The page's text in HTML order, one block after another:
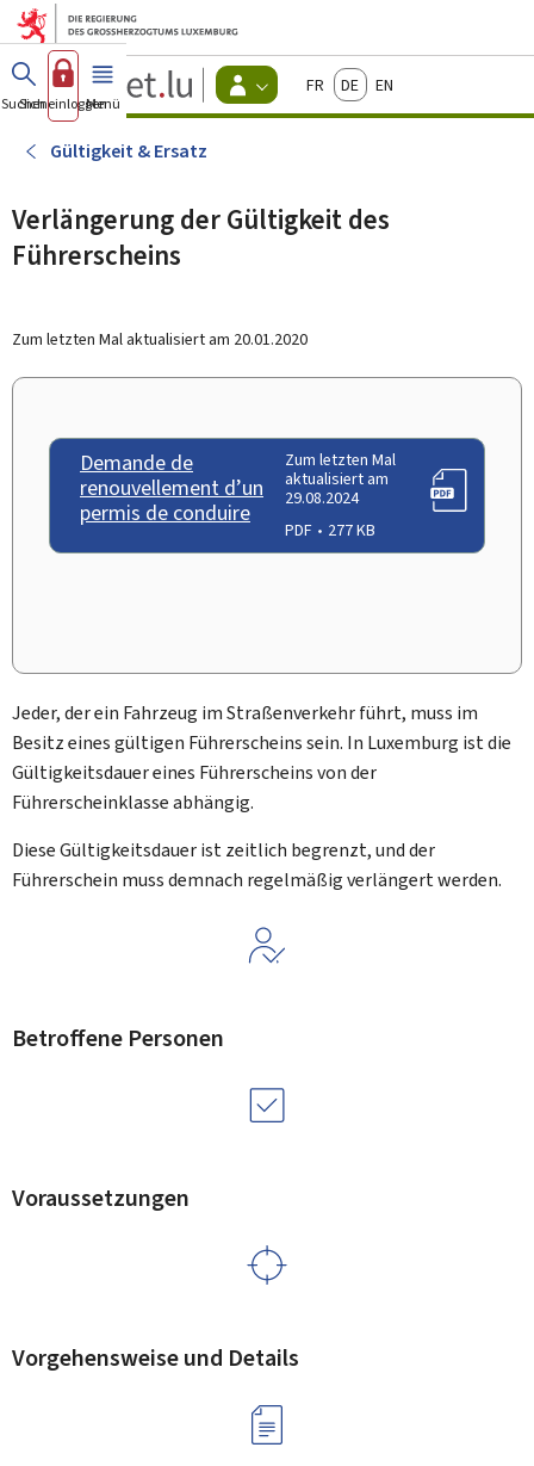
Zum Hauptmenü
Zum Inhalt
Guichet.lu
Changer
d'espace
actif
FrançaisDeutschEnglish
Suchen
Sich einloggen
Menü Haupt-
Gültigkeit & Ersatz
Verlängerung der Gültigkeit des
Führerscheins
Zum letzten Mal aktualisiert am 20.01.2020
Demande de
renouvellement d’un
permis de conduire
Zum letzten Mal
aktualisiert am
29.08.2024
PDF
277 KB
Jeder, der ein Fahrzeug im Straßenverkehr führt, muss im
Besitz eines gültigen Führerscheins sein. In Luxemburg ist die
Gültigkeitsdauer eines Führerscheins von der
Führerscheinklasse abhängig.
Diese Gültigkeitsdauer ist zeitlich begrenzt, und der
Führerschein muss demnach regelmäßig verlängert werden.
Betroffene Personen
Voraussetzungen
Vorgehensweise und Details